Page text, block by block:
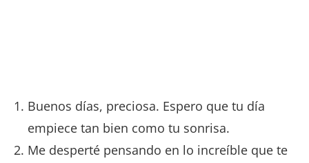
Buenos días, preciosa. Espero que tu día
empiece tan bien como tu sonrisa.
Me desperté pensando en lo increíble que te